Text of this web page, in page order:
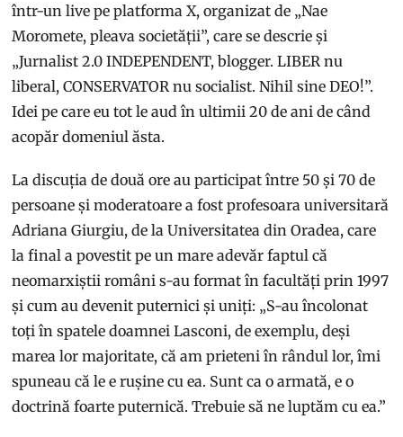
într-un live pe platforma X, organizat de „Nae
Moromete, pleava societății”, care se descrie și
„Jurnalist 2.0 INDEPENDENT, blogger. LIBER nu
liberal, CONSERVATOR nu socialist. Nihil sine DEO!”.
Idei pe care eu tot le aud în ultimii 20 de ani de când
acopăr domeniul ăsta.
La discuția de două ore au participat între 50 și 70 de
persoane și moderatoare a fost profesoara universitară
Adriana Giurgiu, de la Universitatea din Oradea, care
la final a povestit pe un mare adevăr faptul că
neomarxiștii români s-au format în facultăți prin 1997
și cum au devenit puternici și uniți: „S-au încolonat
toți în spatele doamnei Lasconi, de exemplu, deși
marea lor majoritate, că am prieteni în rândul lor, îmi
spuneau că le e rușine cu ea. Sunt ca o armată, e o
doctrină foarte puternică. Trebuie să ne luptăm cu ea.”